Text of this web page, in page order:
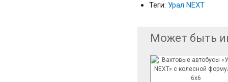
Теги: Урал NEXT
Может быть